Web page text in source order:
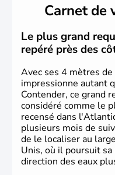
Plusieurs populations
des européens, suite
Christophe
britanniques
en 1776 et adoptent
La conquête de l'Ouest
phase de
Carnet de
Le plus grand
repéré près des
Avec ses 4 mètres
impressionne autant
Contender, ce grand
considéré comme le
recensé dans
plusieurs mois de
de le localiser au
Unis, où il poursuit
direction des eaux